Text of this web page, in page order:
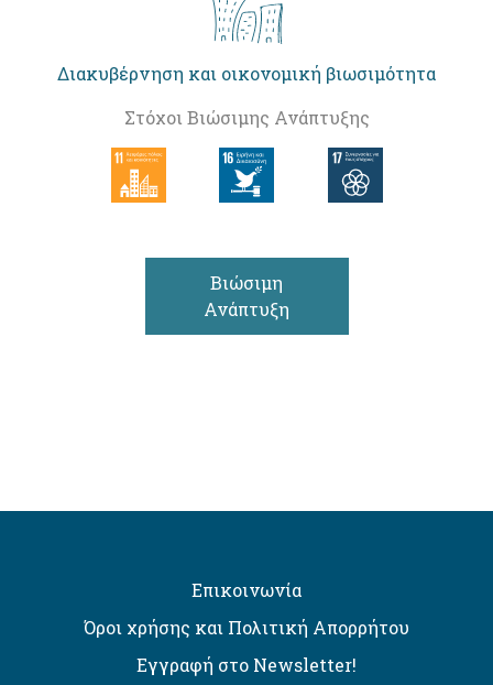
Διακυβέρνηση και οικονομική βιωσιμότητα
Στόχοι Βιώσιμης Ανάπτυξης
Βιώσιμη
Ανάπτυξη
Επικοινωνία
Όροι χρήσης και Πολιτική Απορρήτου
Εγγραφή στο Newsletter!